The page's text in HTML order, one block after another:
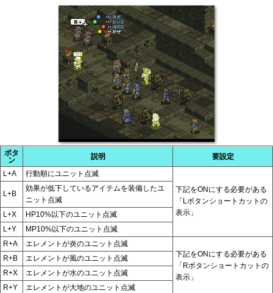
ボタ
ン
説明
要設定
L+A
行動順にユニット点滅
下記をONにする必要がある
「Lボタンショートカットの
表示」
L+B
効果が低下しているアイテムを装備したユ
ニット点滅
L+X
HP10%以下のユニット点滅
L+Y
MP10%以下のユニット点滅
R+A
エレメントが炎のユニット点滅
下記をONにする必要がある
「Rボタンショートカットの
表示」
R+B
エレメントが風のユニット点滅
R+X
エレメントが水のユニット点滅
R+Y
エレメントが大地のユニット点滅